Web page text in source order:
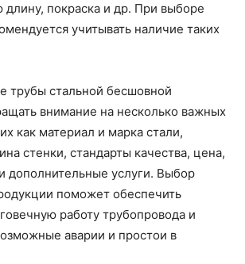
длину, покраска и др. При выборе
учитывать наличие таких
трубы стальной бесшовной
внимание на несколько важных
как материал и марка стали,
стенки, стандарты качества, цена,
дополнительные услуги. Выбор
поможет обеспечить
работу трубопровода и
аварии и простои в